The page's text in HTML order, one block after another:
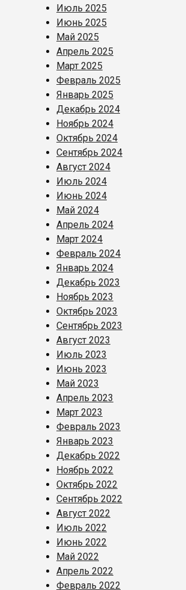
Июль 2025
Июнь 2025
Май 2025
Апрель 2025
Март 2025
Февраль 2025
Январь 2025
Декабрь 2024
Ноябрь 2024
Октябрь 2024
Сентябрь 2024
Август 2024
Июль 2024
Июнь 2024
Май 2024
Апрель 2024
Март 2024
Февраль 2024
Январь 2024
Декабрь 2023
Ноябрь 2023
Октябрь 2023
Сентябрь 2023
Август 2023
Июль 2023
Июнь 2023
Май 2023
Апрель 2023
Март 2023
Февраль 2023
Январь 2023
Декабрь 2022
Ноябрь 2022
Октябрь 2022
Сентябрь 2022
Август 2022
Июль 2022
Июнь 2022
Май 2022
Апрель 2022
Февраль 2022